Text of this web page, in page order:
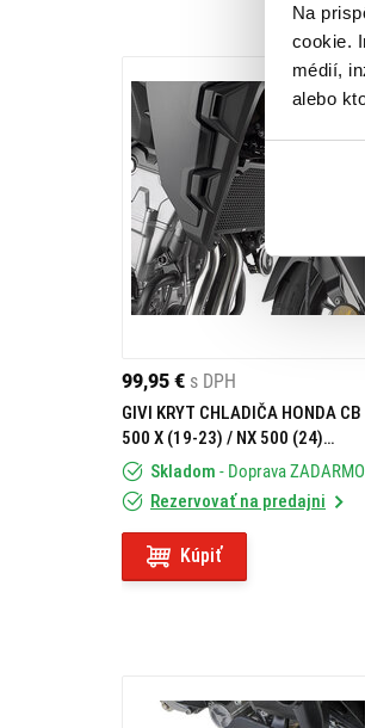
Na
cookie.
médií,
alebo
99,95 € s DPH
GIVI KRYT CHLADIČA HONDA CB
500 X (19-23) / NX 500 (24)
PR1171Skladom - Doprava ZADARMO
Rezervovať na predajni
Kúpiť